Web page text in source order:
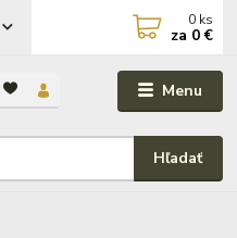
Menu
Hľadať
0 ks
za 0 €